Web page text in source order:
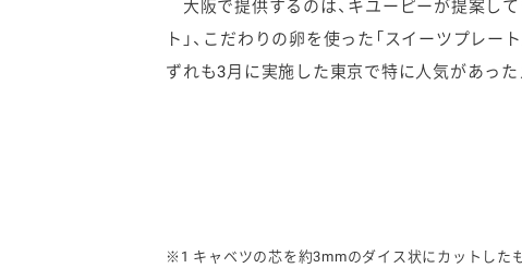
大阪で提供するのは、キユーピーが提案し
ト」、こだわりの卵を使った「スイーツプレー
ずれも3月に実施した東京で特に人気があった
※1 キャベツの芯を約3mmのダイス状にカットしたも